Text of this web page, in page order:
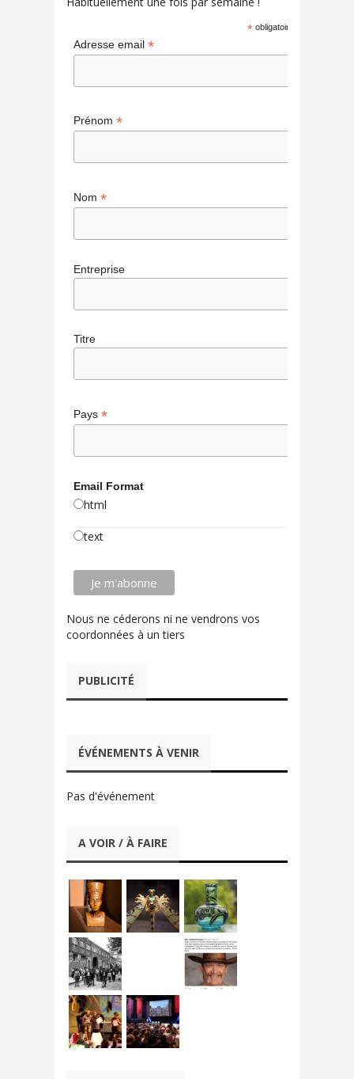
* obligatoire
Adresse email *
Prénom *
Nom *
Entreprise
Titre
Pays *
Email Format
html
text
Nous ne céderons ni ne vendrons vos
coordonnées à un tiers
PUBLICITÉ
ÉVÉNEMENTS À VENIR
Pas d'événement
A VOIR / À FAIRE